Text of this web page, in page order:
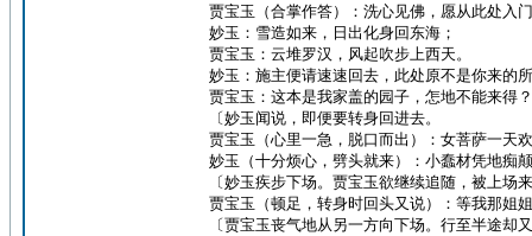
贾宝玉（合掌作答）：洗心见佛，愿从此处入
妙玉：雪造如来，日出化身回东海；
贾宝玉：云堆罗汉，风起吹步上西天。
妙玉：施主便请速速回去，此处原不是你来的
贾宝玉：这本是我家盖的园子，怎地不能来得？
〔妙玉闻说，即便要转身回进去。
贾宝玉（心里一急，脱口而出）：女菩萨一天
妙玉（十分烦心，劈头就来）：小蠢材凭地痴
〔妙玉疾步下场。贾宝玉欲继续追随，被上场
贾宝玉（顿足，转身时回头又说）：等我那姐
〔贾宝玉丧气地从另一方向下场。行至半途却